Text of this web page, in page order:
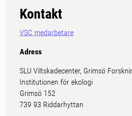
Kontakt
VSC medarbetare
Adress
SLU Viltskadecenter, Grimsö
Institutionen för ekologi
Grimsö 152
739 93 Riddarhyttan